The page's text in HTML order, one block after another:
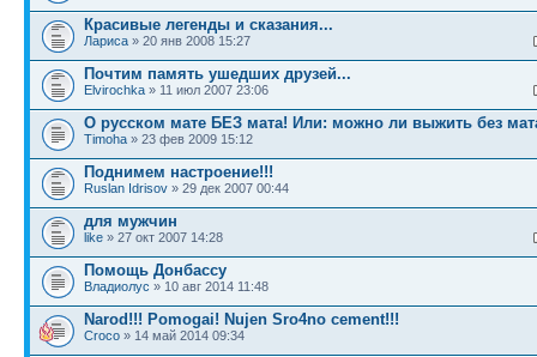
Красивые легенды и сказания...
Лариса » 20 янв 2008 15:27
Почтим память ушедших друзей...
Elvirochka » 11 июл 2007 23:06
О русском мате БЕЗ мата! Или: можно ли выжить без
Timoha » 23 фев 2009 15:12
Поднимем настроение!!!
Ruslan Idrisov » 29 дек 2007 00:44
для мужчин
like » 27 окт 2007 14:28
Помощь Донбассу
Владиолус » 10 авг 2014 11:48
Narod!!! Pomogai! Nujen Sro4no cement!!!
Croco » 14 май 2014 09:34